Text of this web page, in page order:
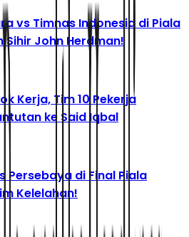
vs Timnas Indonesia di Piala
Sihir John Herdman!
Kerja, Tim 10 Pekerja
ke Said Iqbal
Persebaya di Final Piala
Kelelahan!